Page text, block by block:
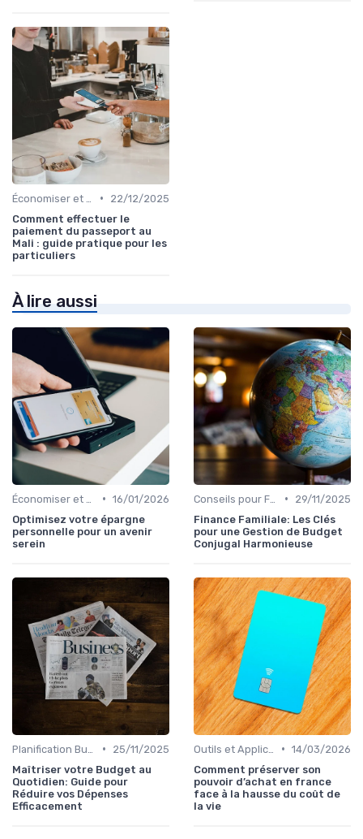
•
22/12/2025
Comment effectuer le
paiement du passeport au
Mali : guide pratique pour les
particuliers
À lire aussi
• 16/01/2026
Optimisez votre épargne
personnelle pour un avenir
serein
•
29/11/2025
Finance Familiale: Les Clés
pour une Gestion de Budget
Conjugal Harmonieuse
•
25/11/2025
Maîtriser votre Budget au
Quotidien: Guide pour
Réduire vos Dépenses
Efficacement
• 14/03/2026
Comment préserver son
pouvoir d’achat en france
face à la hausse du coût de
la vie